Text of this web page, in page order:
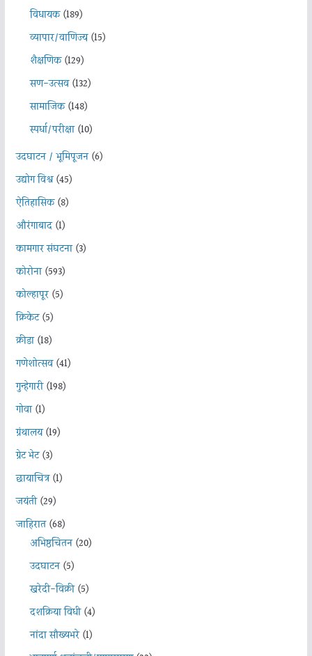
विधायक(189)
व्यापार/वाणिज्य(15)
शैक्षणिक(129)
सण-उत्सव(132)
सामाजिक(148)
स्पर्धा/परीक्षा(10)
उदघाटन / भूमिपूजन(6)
उद्योग विश्व(45)
ऐतिहासिक(8)
औरंगाबाद(1)
कामगार संघटना(3)
कोरोना(593)
कोल्हापूर(5)
क्रिकेट(5)
क्रीडा(18)
गणेशोत्सव(41)
गुन्हेगारी(198)
गोवा(1)
ग्रंथालय(19)
ग्रेट भेट(3)
छायाचित्र(1)
जयंती(29)
जाहिरात(68)
अभिष्ठचिंतन(20)
उदघाटन(5)
खरेदी-विक्री(5)
दशक्रिया विधी(4)
नांदा सौख्यभरे(1)